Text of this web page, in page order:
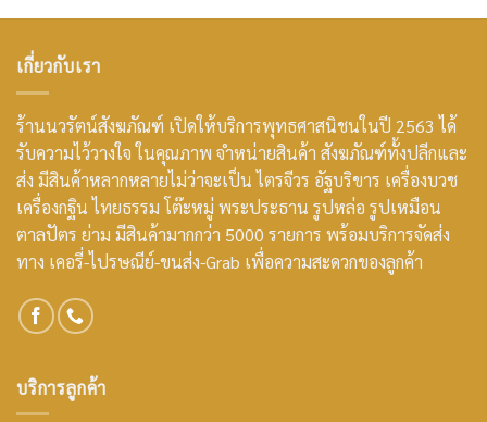
เกี่ยวกับเรา
ร้านนวรัตน์สังฆภัณฑ์ เปิดให้บริการพุทธศาสนิชนในปี 2563 ได้
รับความไว้วางใจ ในคุณภาพ จำหน่ายสินค้า สังฆภัณฑ์ทั้งปลีกและ
ส่ง มีสินค้าหลากหลายไม่ว่าจะเป็น ไตรจีวร อัฐบริขาร เครื่องบวช
เครื่องกฐิน ไทยธรรม โต๊ะหมู่ พระประธาน รูปหล่อ รูปเหมือน
ตาลปัตร ย่าม มีสินค้ามากกว่า 5000 รายการ พร้อมบริการจัดส่ง
ทาง เคอรี่-ไปรษณีย์-ขนส่ง-Grab เพื่อความสะดวกของลูกค้า
บริการลูกค้า